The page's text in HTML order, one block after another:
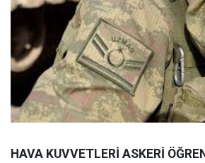
HAVA KUVVETLERİ ASKERİ